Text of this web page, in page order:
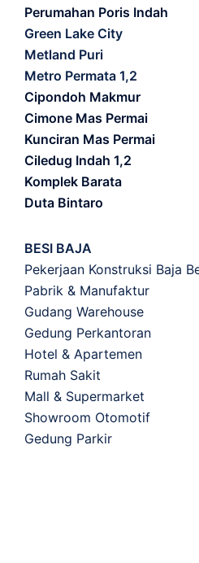
Perumahan Poris Indah
Green Lake City
Metland Puri
Metro Permata 1,2
Cipondoh Makmur
Cimone Mas Permai
Kunciran Mas Permai
Ciledug Indah 1,2
Komplek Barata
Duta Bintaro
BESI BAJA
Pekerjaan Konstruksi Baja
Pabrik & Manufaktur
Gudang Warehouse
Gedung Perkantoran
Hotel & Apartemen
Rumah Sakit
Mall & Supermarket
Showroom Otomotif
Gedung Parkir